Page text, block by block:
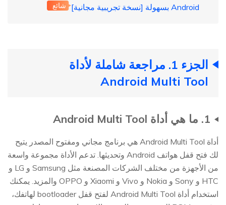
Android بسهولة [نسخة تجريبية مجانية]
شائع
الجزء 1. مراجعة شاملة لأداة
Android Multi Tool
1. ما هي أداة Android Multi Tool
أداة Android Multi Tool هي برنامج مجاني ومفتوح المصدر يتيح
لك فتح قفل هواتف Android وتحديثها. تدعم الأداة مجموعة واسعة
من الأجهزة من مختلف الشركات المصنعة مثل Samsung و LG و
HTC و Sony و Nokia و Vivo و Xiaomi و OPPO والمزيد. يمكنك
استخدام أداة Android Multi Tool لفتح قفل bootloader لهاتفك،